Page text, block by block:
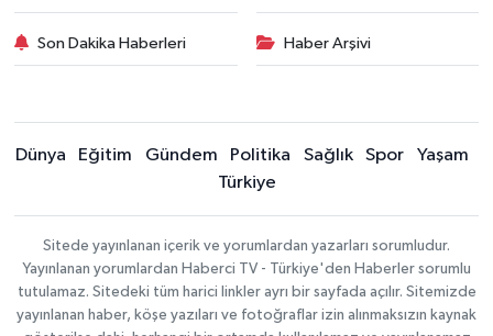
Son Dakika Haberleri Haber Arşivi
Dünya Eğitim Gündem Politika Sağlık Spor
Yaşam
Türkiye
Sitede yayınlanan içerik ve yorumlardan yazarları sorumludur.
Yayınlanan yorumlardan Haberci TV - Türkiye'den Haberler sorumlu
tutulamaz. Sitedeki tüm harici linkler ayrı bir sayfada açılır. Sitemizde
yayınlanan haber, köşe yazıları ve fotoğraflar izin alınmaksızın kaynak